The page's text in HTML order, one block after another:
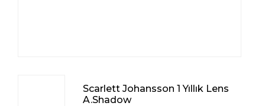
Scarlett Johansson 1 Yıllık Lens
A.Shadow